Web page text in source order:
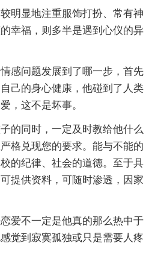
明显地注重服饰打扮、常有神
幸福，则多半是遇到心仪的异
感问题发展到了哪一步，首先
己的身心健康，他碰到了人类
，这不是坏事。
的同时，一定及时教给他什么
格兑现您的要求。能与不能的
的纪律、社会的道德。至于具
提供资料，可随时渗透，因家
爱不一定是他真的那么热中于
觉到寂寞孤独或只是需要人疼